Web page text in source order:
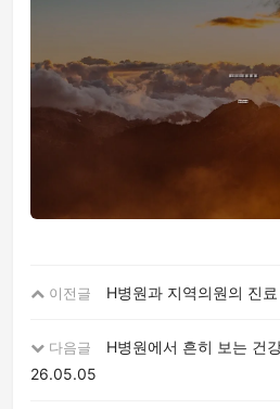
이전글 H병원과 지역의원의 진
다음글
H병원에서 흔히 보는 건
26.05.05